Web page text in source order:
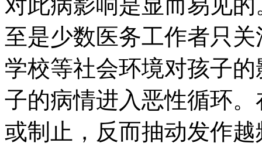
对此病影响是显而易见
至是少数医务工作者只
学校等社会环境对孩子
子的病情进入恶性循环
或制止，反而抽动发作